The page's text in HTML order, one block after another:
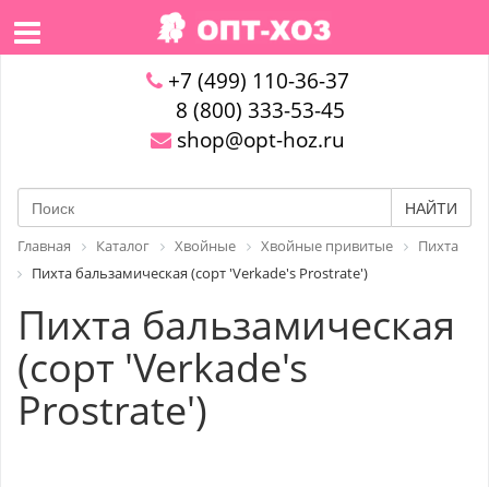
+7 (499) 110-36-37
8 (800) 333-53-45
shop@opt-hoz.ru
НАЙТИ
Главная Каталог Хвойные Хвойные привитые
Пихта
Пихта бальзамическая (сорт 'Verkade's Prostrate')
Пихта бальзамическая
(сорт 'Verkade's
Prostrate')